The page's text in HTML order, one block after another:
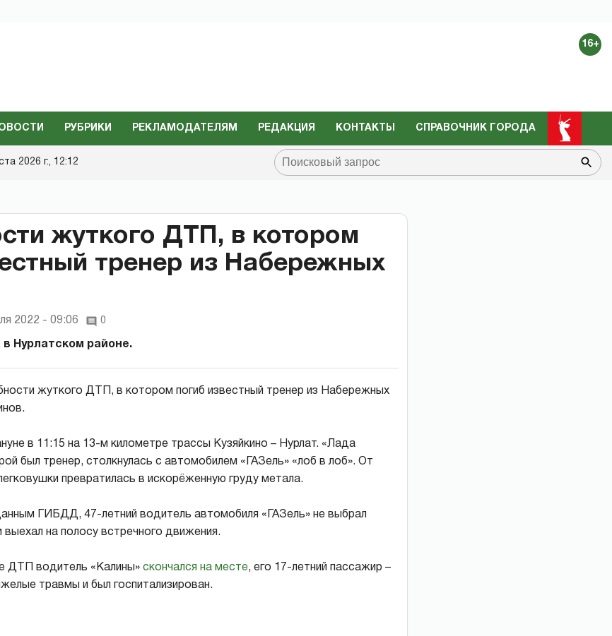
16+
РУБРИКИ РЕКЛАМОДАТЕЛЯМ РЕДАКЦИЯ КОНТАКТЫ СПРАВОЧНИК ГОРОДА
2026 г., 12:12
жуткого ДТП, в котором
тренер из Набережных
2022 - 09:06 0
в Нурлатском районе.
жуткого ДТП, в котором погиб известный тренер из Набережных
в 11:15 на 13-м километре трассы Кузяйкино – Нурлат. «Лада
был тренер, столкнулась с автомобилем «ГАЗель» «лоб в лоб». От
превратилась в искорёженную груду метала.
ГИБДД, 47-летний водитель автомобиля «ГАЗель» не выбрал
на полосу встречного движения.
ДТП водитель «Калины» скончался на месте, его 17-летний пассажир –
травмы и был госпитализирован.